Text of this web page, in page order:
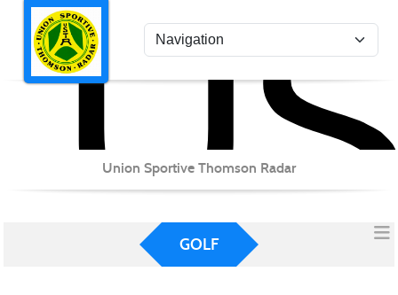
Union Sportive Thomson Radar
GOLF
Panneau de gestion des cookies